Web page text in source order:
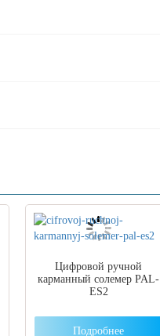
Цифровой ручной
карманный солемер PAL-
ES2
Подробнее